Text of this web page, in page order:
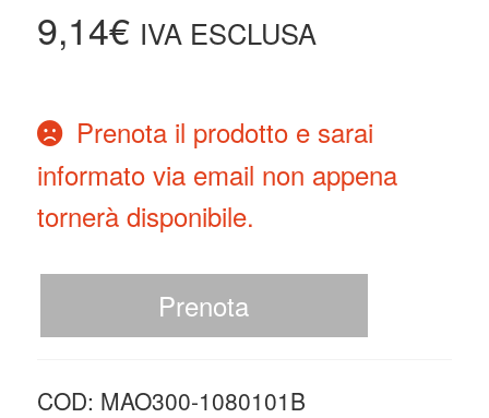
9,14€ IVA ESCLUSA
Prenota il prodotto e sarai
informato via email non appena
tornerà disponibile.
Prenota
COD: MAO300-1080101B